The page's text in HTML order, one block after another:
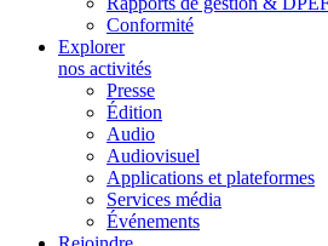
Conformité
Explorer
nos activités
Presse
Édition
Audio
Audiovisuel
Applications et plateformes
Services média
Événements